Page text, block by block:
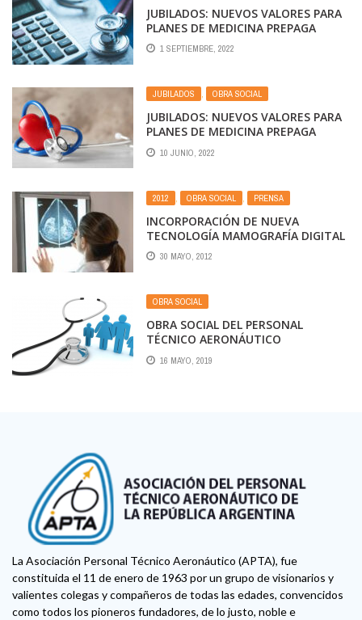
JUBILADOS: NUEVOS VALORES PARA
PLANES DE MEDICINA PREPAGA
1 SEPTIEMBRE, 2022
JUBILADOS , OBRA SOCIAL
JUBILADOS: NUEVOS VALORES PARA
PLANES DE MEDICINA PREPAGA
10 JUNIO, 2022
2012 OBRA SOCIAL PRENSA
INCORPORACIÓN DE NUEVA
TECNOLOGÍA MAMOGRAFÍA DIGITAL
30 MAYO, 2012
OBRA SOCIAL
OBRA SOCIAL DEL PERSONAL
TÉCNICO AERONÁUTICO
16 MAYO, 2019
La Asociación Personal Técnico Aeronáutico (APTA), fue
constituida el 11 de enero de 1963 por un grupo de visionarios y
valientes colegas y compañeros de todas las edades, convencidos
como todos los pioneros fundadores, de lo justo, noble e